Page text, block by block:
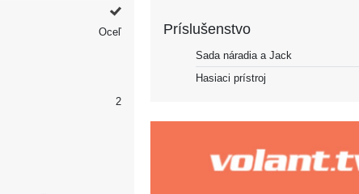
Oceľ
2
Príslušenstvo
Sada náradia a Jack
Hasiaci prístroj